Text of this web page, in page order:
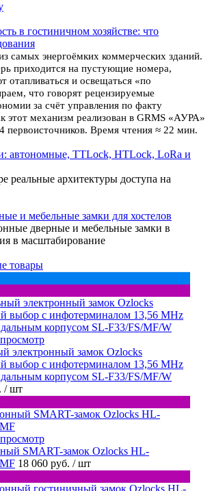
в гостиничном хозяйстве: что
самых энергоёмких коммерческих зданий.
приходится на пустующие номера,
отапливаться и освещаться «по
что говорят рецензируемые
за счёт управления по факту
этот механизм реализован в GRMS «АУРА»
первоисточников. Время чтения ≈ 22 мин.
автономные, TTLock, HTLock, LoRa и
реальные архитектуры доступа на
и мебельные замки для хостелов
дверные и мебельные замки в
в масштабирование
товары
электронный замок Ozlocks
выбор с инфотерминалом 13,56 MHz
корпусом SL-F33/FS/MF/W
/ шт
SMART-замок Ozlocks HL-
18 060 руб. / шт